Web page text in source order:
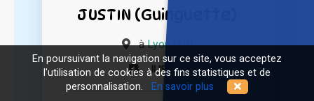
JUSTIN (Guinguette)
àLyon (69)
JUSTIN
En poursuivant la navigation sur ce site, vous acceptez
l'utilisation de cookies à des fins statistiques et de
personnalisation.
En savoir plus